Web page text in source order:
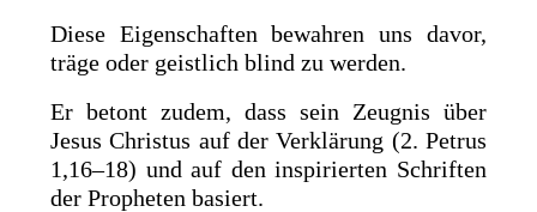
Diese Eigenschaften bewahren uns davor,
träge oder geistlich blind zu werden.
Er betont zudem, dass sein Zeugnis über
Jesus Christus auf der Verklärung (2. Petrus
1,16–18) und auf den inspirierten Schriften
der Propheten basiert.